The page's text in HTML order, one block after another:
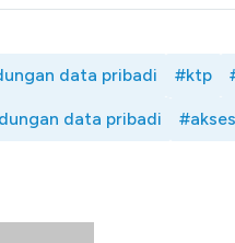
data pribadi #ktp
data pribadi